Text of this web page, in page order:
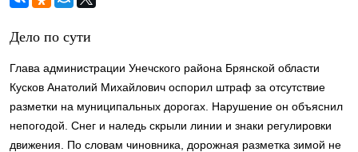
Дело по сути
Глава администрации Унечского района Брянской области
Кусков Анатолий Михайлович оспорил штраф за отсутствие
разметки на муниципальных дорогах. Нарушение он объяснил
непогодой. Снег и наледь скрыли линии и знаки регулировки
движения. По словам чиновника, дорожная разметка зимой не